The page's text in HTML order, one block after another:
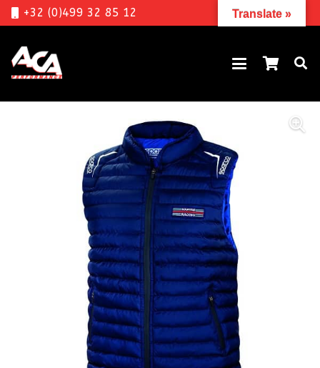
+32 (0)499 32 85 12 Translate »